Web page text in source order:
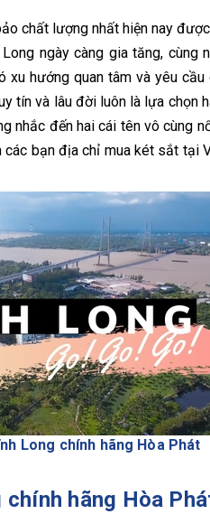
chất lượng nhất hiện nay
ngày càng gia tăng, cùng
xu hướng quan tâm và yêu
tín và lâu đời luôn là lựa chọn
nhắc đến hai cái tên vô cùng
bạn địa chỉ mua két sắt tại
Long chính hãng Hòa Phát
hãng Hòa